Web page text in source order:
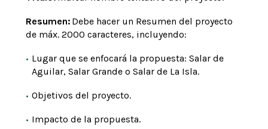
Resumen: Debe hacer un Resumen del proyecto
de máx. 2000 caracteres, incluyendo:
Lugar que se enfocará la propuesta: Salar de
Aguilar, Salar Grande o Salar de La Isla.
Objetivos del proyecto.
Impacto de la propuesta.